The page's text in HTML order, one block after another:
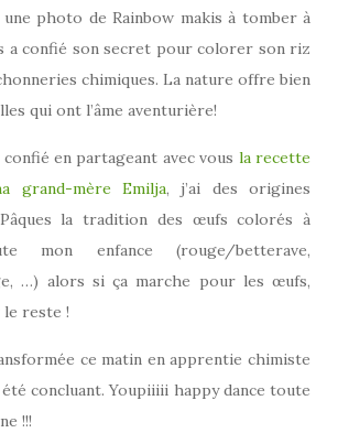
une photo de Rainbow makis à tomber à
a confié son secret pour colorer son riz
chimiques. La nature offre bien
qui ont l’âme aventurière!
confié en partageant avec vous la recette
grand-mère Emilja, j’ai des origines
la tradition des œufs colorés à
mon enfance (rouge/betterave,
…) alors si ça marche pour les œufs,
reste !
ce matin en apprentie chimiste
concluant. Youpiiiii happy dance toute
!!!